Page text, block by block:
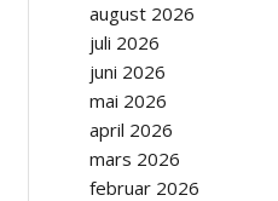
august 2026
juli 2026
juni 2026
mai 2026
april 2026
mars 2026
februar 2026